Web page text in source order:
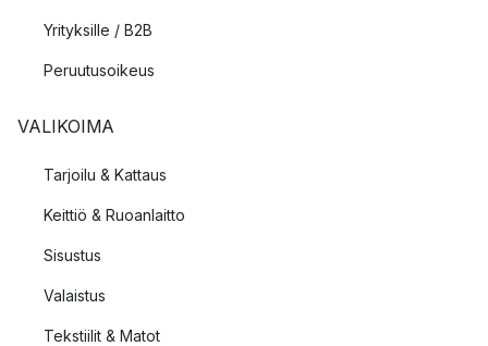
Yrityksille / B2B
Peruutusoikeus
VALIKOIMA
Tarjoilu & Kattaus
Keittiö & Ruoanlaitto
Sisustus
Valaistus
Tekstiilit & Matot